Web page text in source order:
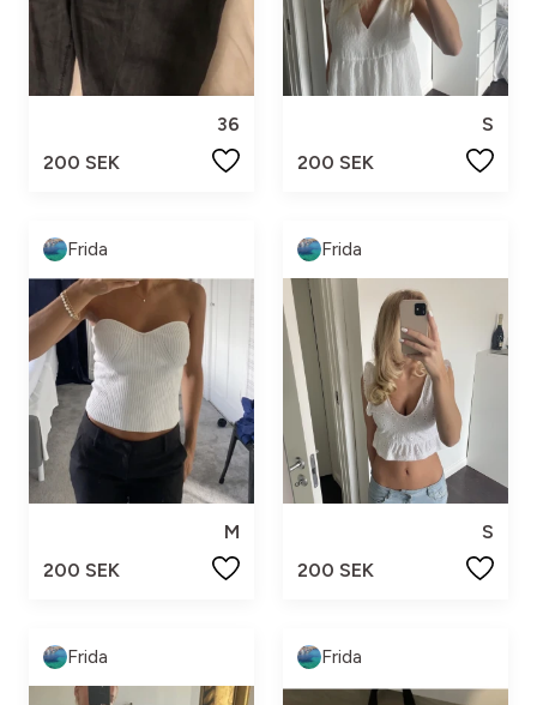
36
200 SEK
S
200 SEK
Frida
M
200 SEK
Frida
S
200 SEK
Frida Frida